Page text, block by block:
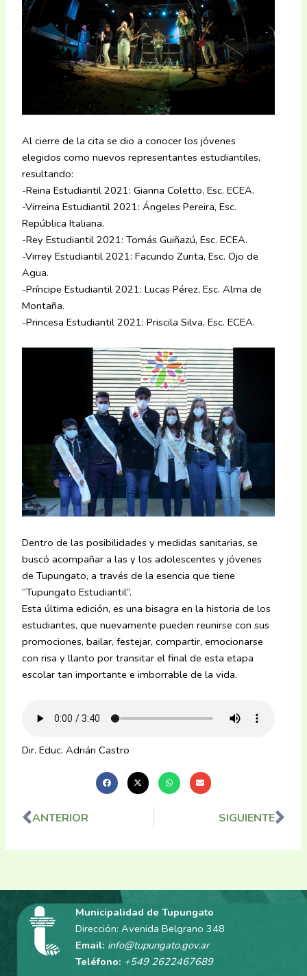
Al cierre de la cita se dio a conocer los jóvenes
elegidos como nuevos representantes estudiantiles,
resultando:
-Reina Estudiantil 2021: Gianna Coletto, Esc. ECEA.
-Virreina Estudiantil 2021: Ángeles Pereira, Esc.
República Italiana.
-Rey Estudiantil 2021: Tomás Guiñazú, Esc. ECEA.
-Virrey Estudiantil 2021: Facundo Zurita, Esc. Ojo de
Agua.
-Príncipe Estudiantil 2021: Lucas Pérez, Esc. Alma de
Montaña.
-Princesa Estudiantil 2021: Priscila Silva, Esc. ECEA.
Dentro de las posibilidades y medidas sanitarias, se
buscó acompañar a las y los adolescentes y jóvenes
de Tupungato, a través de la esencia que tiene
“Tupungato Estudiantil”.
Esta última edición, es una bisagra en la historia de los
estudiantes, que nuevamente pueden reunirse con sus
promociones, bailar, festejar, compartir, emocionarse
con risa y llanto por transitar el final de esta etapa
escolar tan importante e imborrable de la vida.
Dir. Educ. Adrián Castro
Ant
ANTERIOR SIGUIENTE
Municipalidad de Tupungato
Dirección: Avenida Belgrano 348
Email: info@tupungato.gov.ar
Teléfono: +549 2622467689